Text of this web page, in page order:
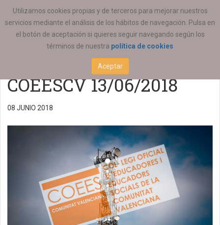
Utilizamos cookies propias y de terceros para mejorar nuestros
servicios mediante el análisis de los hábitos de navegación. Pulsa en
el botón de aceptación si quieres seguir navegando según los
términos de nuestra política de cookies
Aceptar
ESTÁ AQUÍ: ACTUALIDAD COEESCV
Reunión de la Comisión
Permanente del
COEESCV 13/06/2018
08 JUNIO 2018